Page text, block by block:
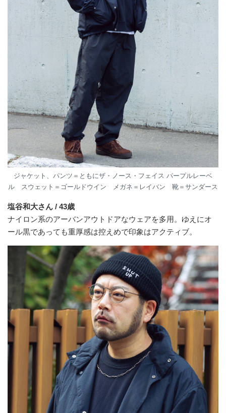
ジャケット、パンツ＝ともにザ・ノース・フェイス パープルレーベ
ル スウェット＝ゴールドウイン メガネ＝レイバン 靴＝サンダース
塩谷和大さん / 43歳
ナイロン系のアーバンアウトドアなウェアを多用。ゆえにオ
ール黒であっても重厚感は控えめで印象はアクティブ。